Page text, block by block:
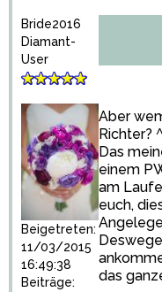
Bride2016
Diamant-
User
Beigetreten:
11/03/2015
16:49:38
Beiträge:
Aber
Richter?
Das
einem
am
euch,
das